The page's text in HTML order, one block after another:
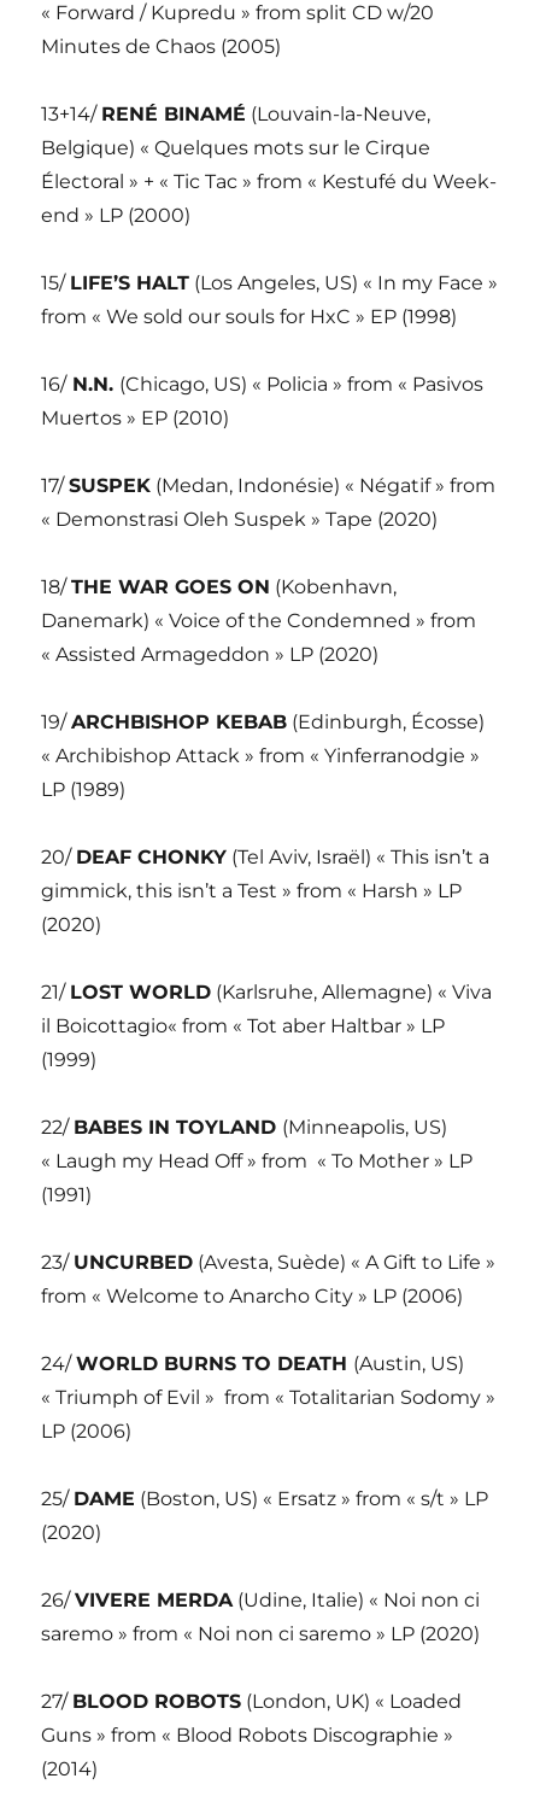
« Forward / Kupredu » from split CD w/20
Minutes de Chaos (2005)
13+14/ RENÉ BINAMÉ (Louvain-la-Neuve,
Belgique) « Quelques mots sur le Cirque
Électoral » + « Tic Tac » from « Kestufé du Week-
end » LP (2000)
15/ LIFE’S HALT (Los Angeles, US) « In my Face »
from « We sold our souls for HxC » EP (1998)
16/N.N. (Chicago, US) « Policia » from « Pasivos
Muertos » EP (2010)
17/SUSPEK (Medan, Indonésie) « Négatif » from
« Demonstrasi Oleh Suspek » Tape (2020)
18/THE WAR GOES ON (Kobenhavn,
Danemark) « Voice of the Condemned » from
« Assisted Armageddon » LP (2020)
19/ARCHBISHOP KEBAB (Edinburgh, Écosse)
« Archibishop Attack » from « Yinferranodgie »
LP (1989)
20/ DEAF CHONKY (Tel Aviv, Israël) « This isn’t a
gimmick, this isn’t a Test » from « Harsh » LP
(2020)
21/ LOST WORLD (Karlsruhe, Allemagne) « Viva
il Boicottagio« from « Tot aber Haltbar » LP
(1999)
22/ BABES IN TOYLAND (Minneapolis, US)
« Laugh my Head Off » from « To Mother » LP
(1991)
23/ UNCURBED (Avesta, Suède) « A Gift to Life »
from « Welcome to Anarcho City » LP (2006)
24/WORLD BURNS TO DEATH (Austin, US)
« Triumph of Evil » from « Totalitarian Sodomy »
LP (2006)
25/ DAME (Boston, US) « Ersatz » from « s/t » LP
(2020)
26/VIVERE MERDA(Udine, Italie) « Noi non ci
saremo » from « Noi non ci saremo » LP (2020)
27/ BLOOD ROBOTS (London, UK) « Loaded
Guns » from « Blood Robots Discographie »
(2014)